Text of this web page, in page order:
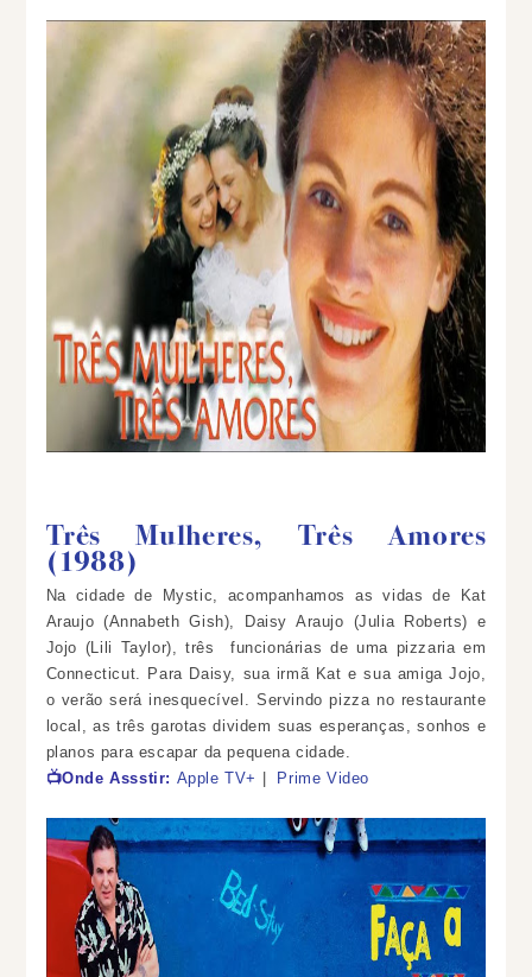
Três Mulheres, Três Amores
(1988)
Na cidade de Mystic, acompanhamos as vidas de Kat
Araujo (Annabeth Gish), Daisy Araujo (Julia Roberts) e
Jojo (Lili Taylor), três funcionárias de uma pizzaria em
Connecticut. Para Daisy, sua irmã Kat e sua amiga Jojo,
o verão será inesquecível. Servindo pizza no restaurante
local, as três garotas dividem suas esperanças, sonhos e
planos para escapar da pequena cidade.
📺Onde Assstir: Apple TV+ Prime Video